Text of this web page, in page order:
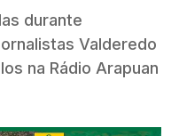
durante
Valderedo
na Rádio Arapuan